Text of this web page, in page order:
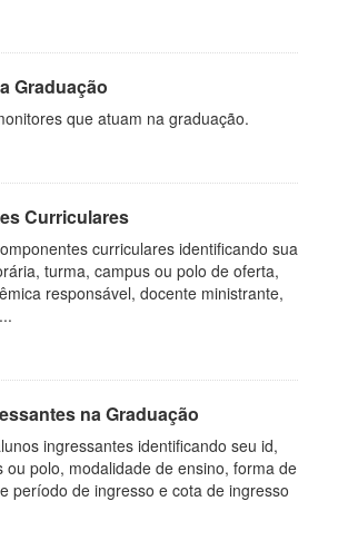
Graduação
que atuam na graduação.
Curriculares
curriculares identificando sua
turma, campus ou polo de oferta,
responsável, docente ministrante,
na Graduação
ingressantes identificando seu id,
ou polo, modalidade de ensino, forma de
período de ingresso e cota de ingresso